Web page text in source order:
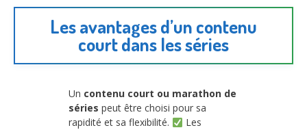
Les avantages d’un contenu
court dans les séries
Un contenu court ou marathon de
séries peut être choisi pour sa
rapidité et sa flexibilité.
Les